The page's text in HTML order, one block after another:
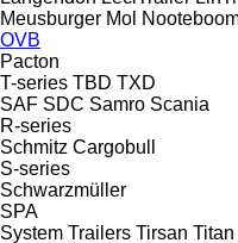
Meusburger Mol
OVB
Pacton
T-series TBD TXD
SAF SDC Samro Scania
R-series
Schmitz Cargobull
S-series
Schwarzmüller
SPA
System Trailers Tirsan Titan